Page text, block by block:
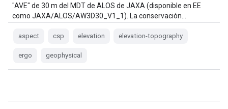
"AVE" de 30 m del MDT de ALOS de JAXA (disponible en EE
como JAXA/ALOS/AW3D30_V1_1). La conservación…
aspect csp elevation elevation-topography
ergo geophysical